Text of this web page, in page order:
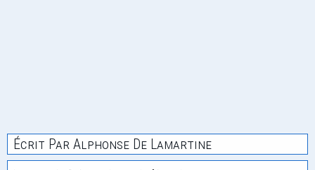
Écrit Par Alphonse De Lamartine